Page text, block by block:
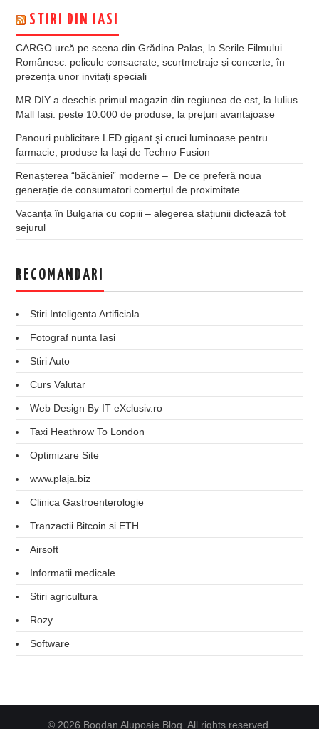
STIRI DIN IASI
CARGO urcă pe scena din Grădina Palas, la Serile Filmului
Românesc: pelicule consacrate, scurtmetraje și concerte, în
prezența unor invitați speciali
MR.DIY a deschis primul magazin din regiunea de est, la Iulius
Mall Iași: peste 10.000 de produse, la prețuri avantajoase
Panouri publicitare LED gigant şi cruci luminoase pentru
farmacie, produse la Iaşi de Techno Fusion
Renașterea “băcăniei” moderne – De ce preferă noua
generație de consumatori comerțul de proximitate
Vacanța în Bulgaria cu copiii – alegerea stațiunii dictează tot
sejurul
RECOMANDARI
Stiri Inteligenta Artificiala
Fotograf nunta Iasi
Stiri Auto
Curs Valutar
Web Design By IT eXclusiv.ro
Taxi Heathrow To London
Optimizare Site
www.plaja.biz
Clinica Gastroenterologie
Tranzactii Bitcoin si ETH
Airsoft
Informatii medicale
Stiri agricultura
Rozy
Software
© 2026 Bogdan Alupoaie Blog. All rights reserved.